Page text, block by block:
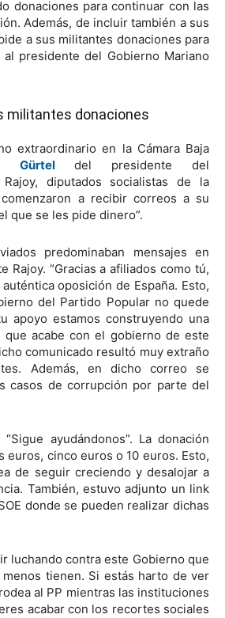
donaciones para continuar con las
Además, de incluir también a sus
a sus militantes donaciones para
presidente del Gobierno Mariano
militantes donaciones
extraordinario en la Cámara Baja
Gürteldel presidente del
Rajoy, diputados socialistas de la
comenzaron a recibir correos a su
que se les pide dinero”.
predominaban mensajes en
Rajoy. “Gracias a afiliados como tú,
oposición de España. Esto,
del Partido Popular no quede
apoyo estamos construyendo una
que acabe con el gobierno de este
comunicado resultó muy extraño
Además, en dicho correo se
casos de corrupción por parte del
ayudándonos”. La donación
euros, cinco euros o 10 euros. Esto,
de seguir creciendo y desalojar a
También, estuvo adjunto un link
donde se pueden realizar dichas
luchando contra este Gobierno que
tienen. Si estás harto de ver
al PP mientras las instituciones
acabar con los recortes sociales